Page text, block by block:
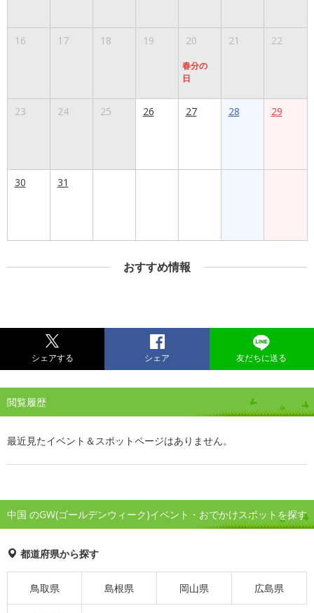
16 17 18 19 20
春分の
日
21 22
23 24 25 26 27 28 29
30 31
おすすめ情報
シェアする シェア 友だちに送る
閲覧履歴
最近見たイベント＆スポットページはありません。
中国 のGW(ゴールデンウィーク)イベント・おでかけスポットを探す
都道府県から探す
鳥取県 島根県 岡山県 広島県